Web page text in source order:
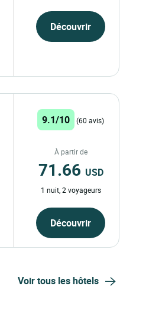
Découvrir
9.1/10 (60 avis)
À partir de
71.66 USD
1 nuit, 2 voyageurs
Découvrir
Voir tous les hôtels